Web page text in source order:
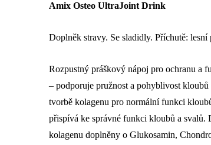
Amix Osteo UltraJoint Drink
Doplněk stravy. Se sladidly. Příchutě:
Rozpustný práškový nápoj pro ochranu a
– podporuje pružnost a pohyblivost
tvorbě kolagenu pro normální funkci
přispívá ke správné funkci kloubů a
kolagenu doplněny o Glukosamin,